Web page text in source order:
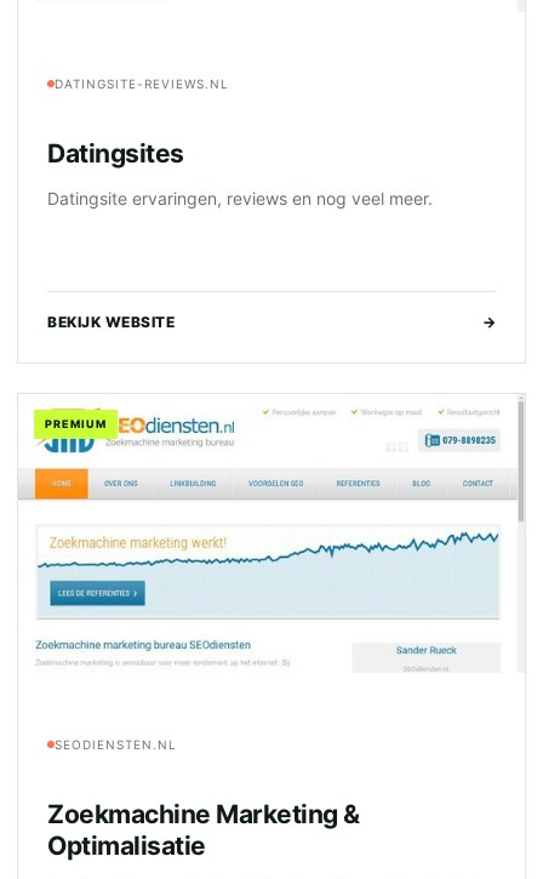
DATINGSITE-REVIEWS.NL
Datingsites
Datingsite ervaringen, reviews en nog veel meer.
BEKIJK WEBSITE →
PREMIUM
SEODIENSTEN.NL
Zoekmachine Marketing &
Optimalisatie